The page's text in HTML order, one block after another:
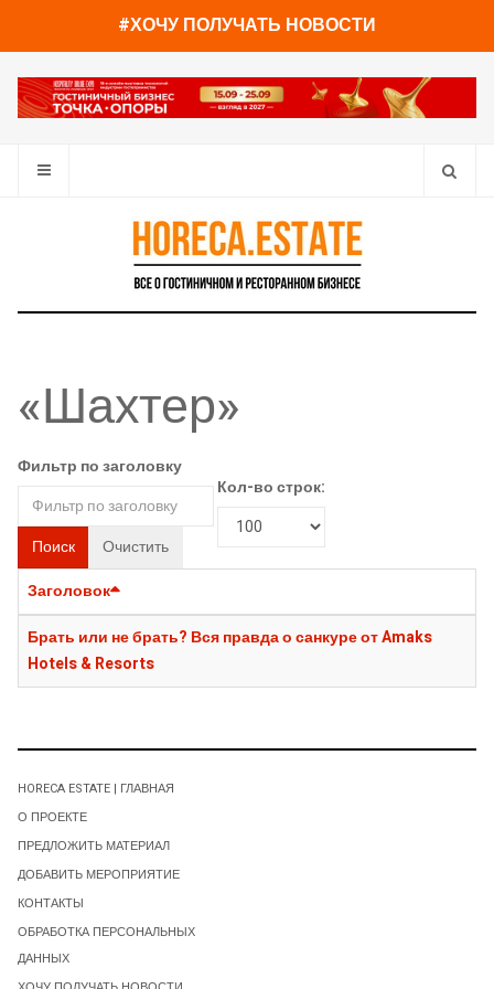
#ХОЧУ ПОЛУЧАТЬ НОВОСТИ
«Шахтер»
Фильтр по заголовку
Поиск Очистить
Кол-во строк:
Заголовок
Брать или не брать? Вся правда о санкуре от Amaks
Hotels & Resorts
HORECA ESTATE | ГЛАВНАЯ
О ПРОЕКТЕ
ПРЕДЛОЖИТЬ МАТЕРИАЛ
ДОБАВИТЬ МЕРОПРИЯТИЕ
КОНТАКТЫ
ОБРАБОТКА ПЕРСОНАЛЬНЫХ
ДАННЫХ